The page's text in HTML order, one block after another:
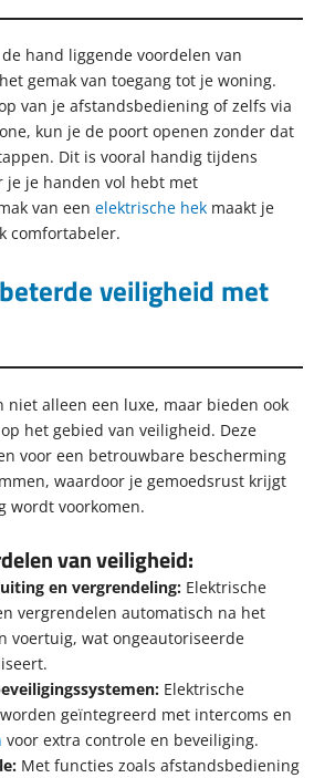
hand liggende voordelen van
gemak van toegang tot je woning.
van je afstandsbediening of zelfs via
kun je de poort openen zonder dat
Dit is vooral handig tijdens
je je handen vol hebt met
van een elektrische hek maakt je
comfortabeler.
veiligheid met
niet alleen een luxe, maar bieden ook
het gebied van veiligheid. Deze
voor een betrouwbare bescherming
waardoor je gemoedsrust krijgt
wordt voorkomen.
van veiligheid:
en vergrendeling: Elektrische
vergrendelen automatisch na het
voertuig, wat ongeautoriseerde
Elektrische
geïntegreerd met intercoms en
voor extra controle en beveiliging.
Met functies zoals afstandsbediening